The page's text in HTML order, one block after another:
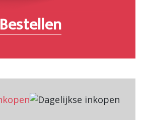
Bestellen